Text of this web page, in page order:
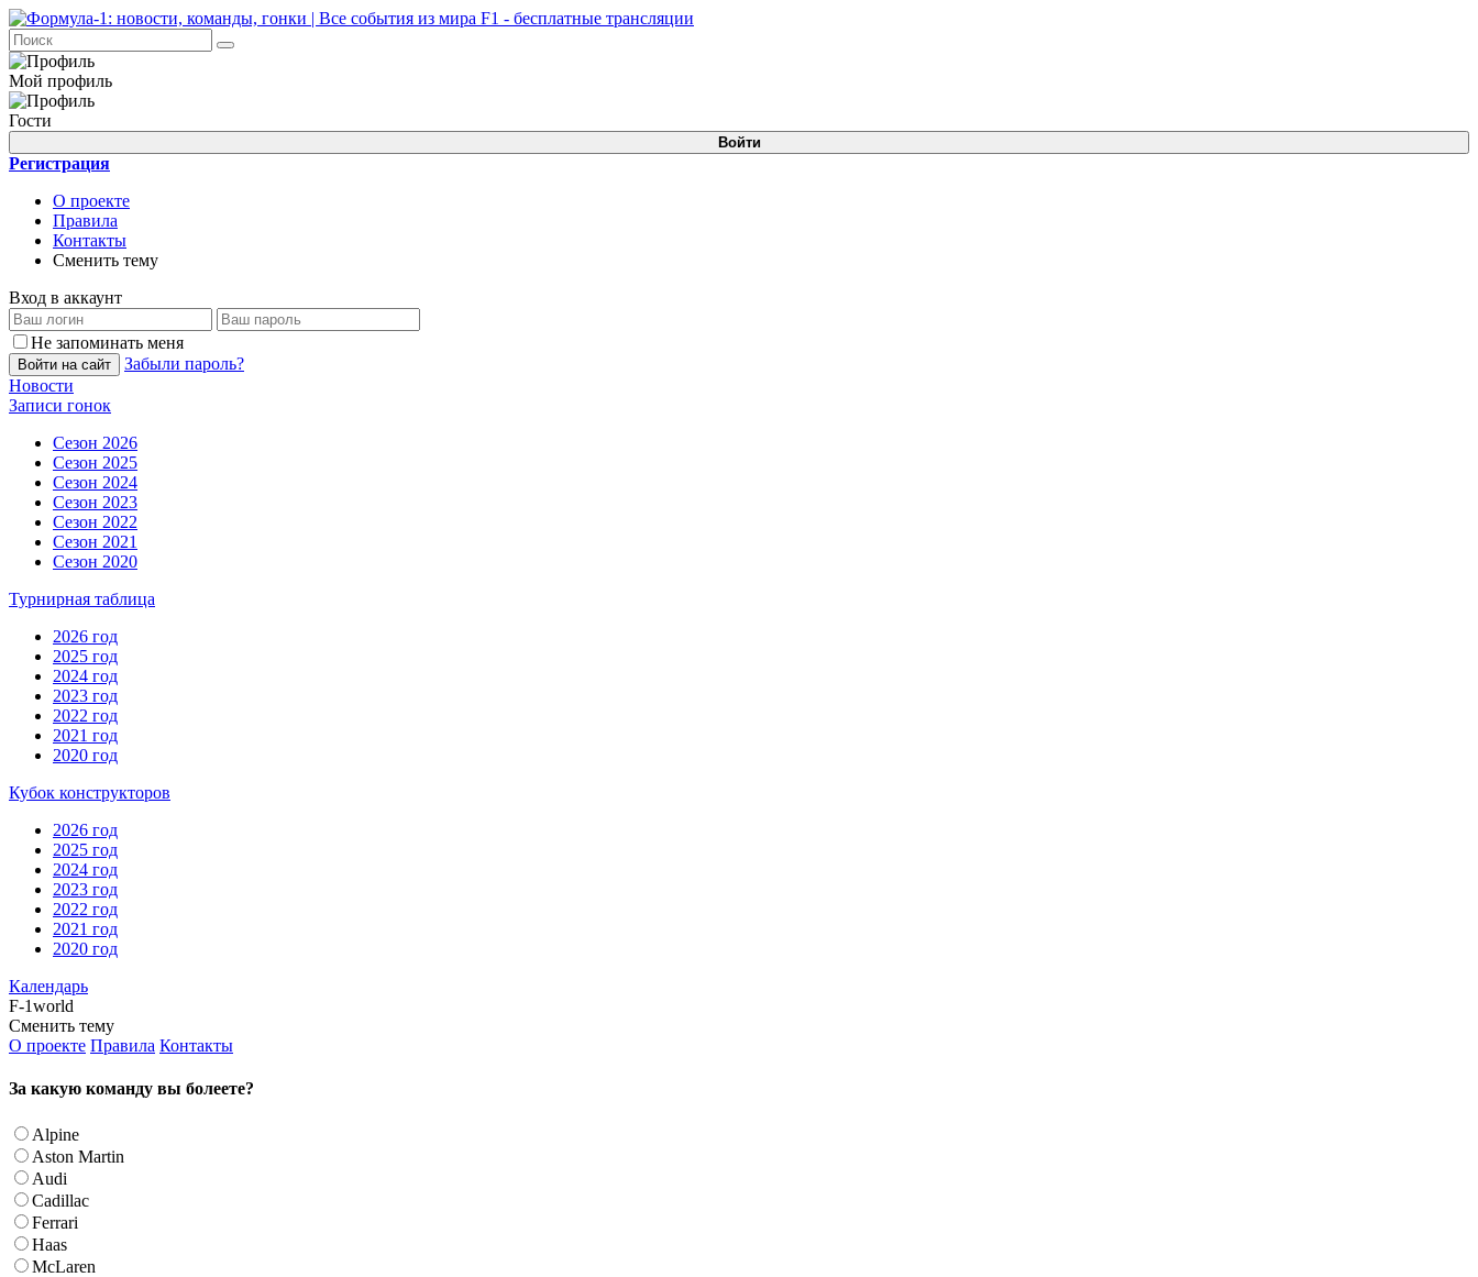
Мой профиль
Гости
Войти
Регистрация
О проекте
Правила
Контакты
Сменить тему
Вход в аккаунт
Не запоминать меня
Войти на сайт
Забыли пароль?
Новости
Записи гонок
Сезон 2026
Сезон 2025
Сезон 2024
Сезон 2023
Сезон 2022
Сезон 2021
Сезон 2020
Турнирная таблица
2026 год
2025 год
2024 год
2023 год
2022 год
2021 год
2020 год
Кубок конструкторов
2026 год
2025 год
2024 год
2023 год
2022 год
2021 год
2020 год
Календарь
F-1world
Сменить тему
О проекте Правила Контакты
За какую команду вы болеете?
Alpine
Aston Martin
Audi
Cadillac
Ferrari
Haas
McLaren